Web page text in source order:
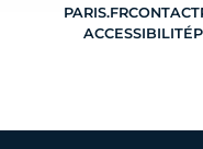
PARIS.FRCONTACT
ACCESSIBILITÉ